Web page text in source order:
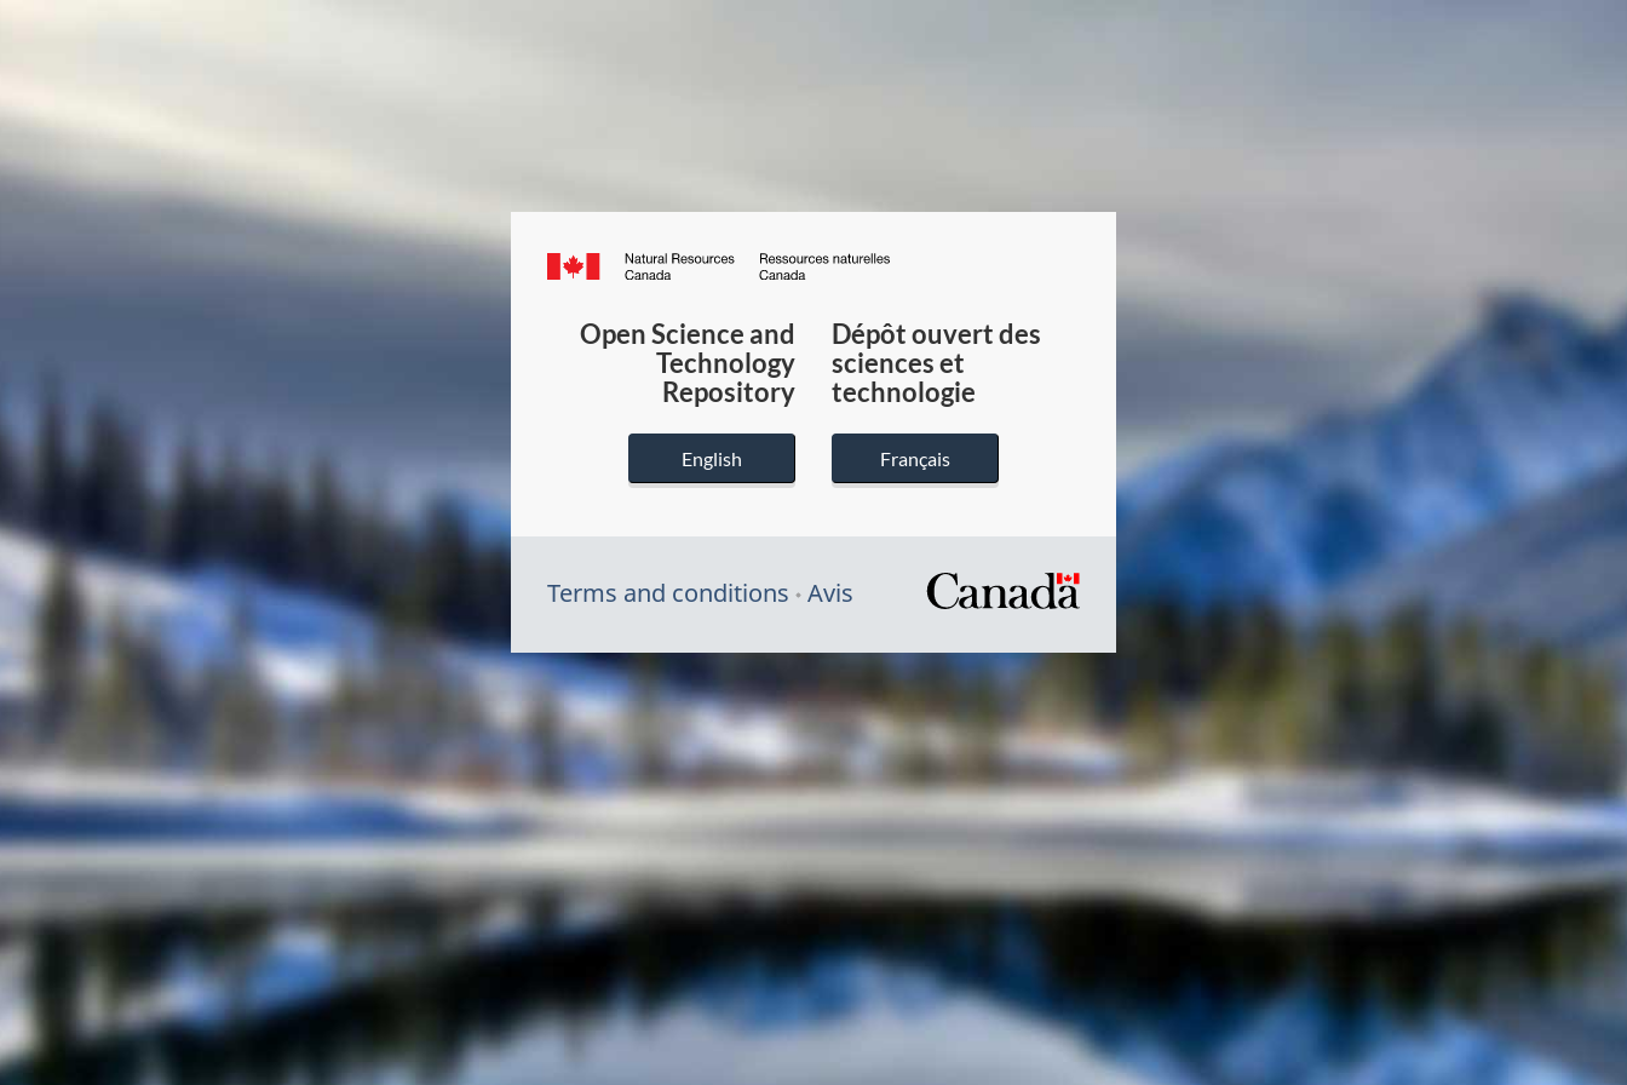
Canada.ca
du
Canada
Open Science and
Technology
Repository
English
Dépôt ouvert des
sciences et
technologie
Français
Terms and conditions Avis
/
gouvernement
du
Canada